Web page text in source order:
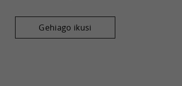
Gehiago ikusi